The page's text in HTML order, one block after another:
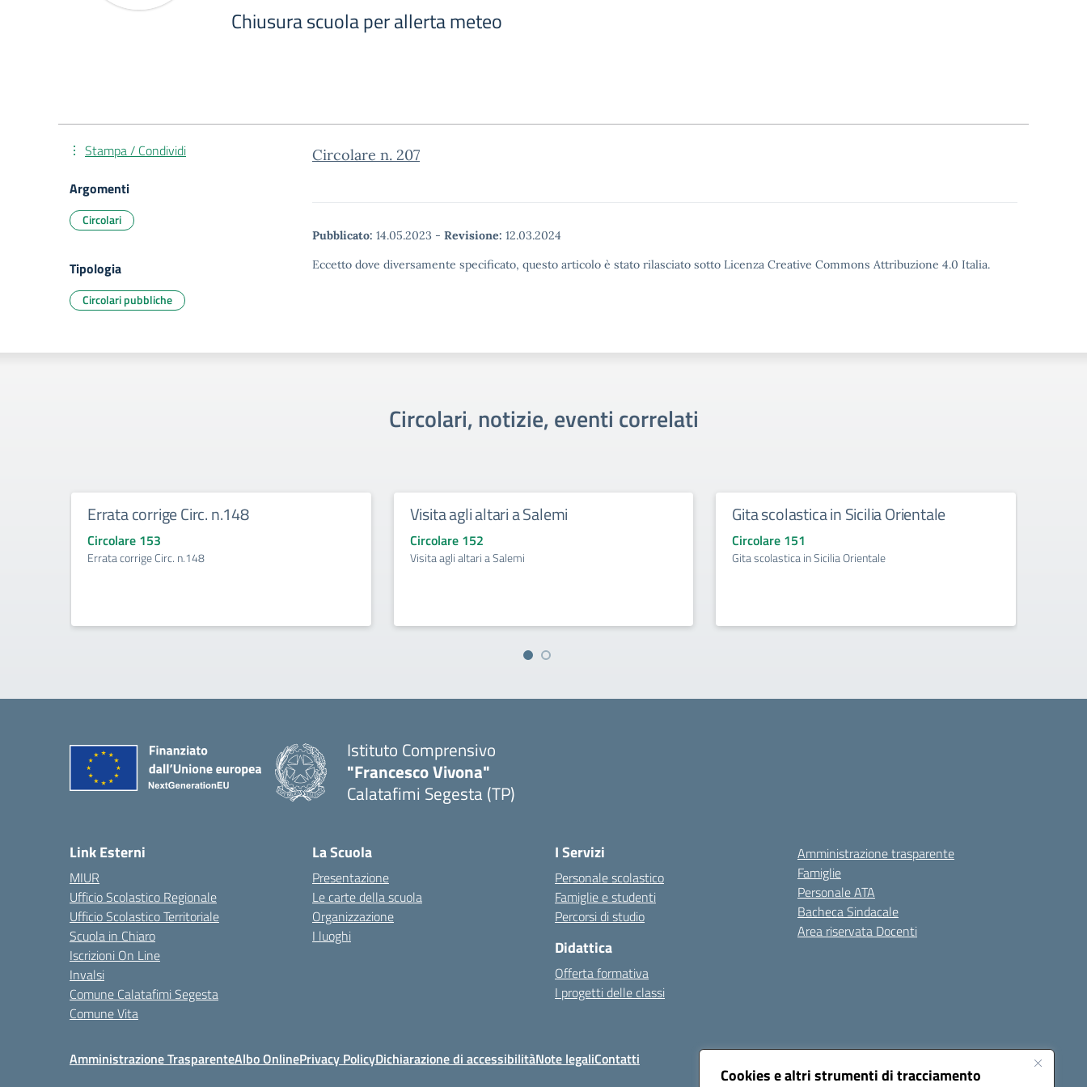
Cookies e altri strumenti di tracciamento
Chiusura scuola per allerta meteo
Circolare n. 207
Pubblicato: 14.05.2023 - Revisione: 12.03.2024
Eccetto dove diversamente specificato, questo articolo è stato rilasciato sotto Licenza Creative Commons Attribuzione 4.0 Italia.
Stampa / Condividi
Argomenti
Circolari
Tipologia
Circolari pubbliche
Circolari, notizie, eventi correlati
Errata corrige Circ. n.148
Circolare 153
Errata corrige Circ. n.148
Visita agli altari a Salemi
Circolare 152
Visita agli altari a Salemi
Gita scolastica in Sicilia Orientale
Circolare 151
Gita scolastica in Sicilia Orientale
Istituto Comprensivo
"Francesco Vivona"
Calatafimi Segesta (TP)
Link Esterni
MIUR
Ufficio Scolastico Regionale
Ufficio Scolastico Territoriale
Scuola in Chiaro
Iscrizioni On Line
Invalsi
Comune Calatafimi Segesta
Comune Vita
La Scuola
Presentazione
Le carte della scuola
Organizzazione
I luoghi
I Servizi
Personale scolastico
Famiglie e studenti
Percorsi di studio
Didattica
Offerta formativa
I progetti delle classi
Amministrazione trasparente
Famiglie
Personale ATA
Bacheca Sindacale
Area riservata Docenti
Amministrazione TrasparenteAlbo OnlinePrivacy PolicyDichiarazione di accessibilitàNote legaliContatti